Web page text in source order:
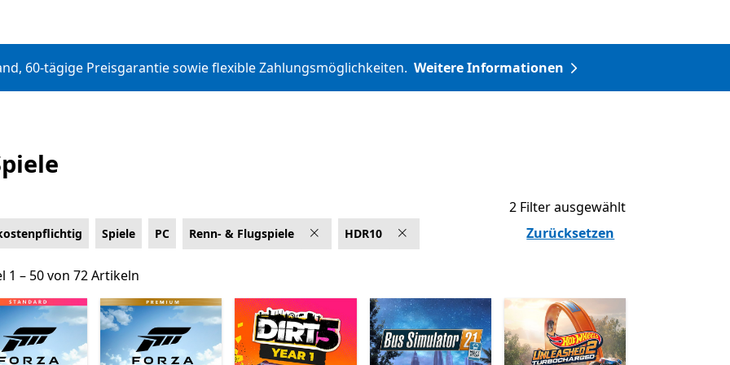
60-tägige Preisgarantie sowie flexible Zahlungsmöglichkeiten. Weitere Informationen
Spiele PC Renn- & Flugspiele HDR10
2 Filter ausgewählt
Zurücksetzen
1 – 50 von 72 Artikeln
1 – 50 von 72 Artikeln